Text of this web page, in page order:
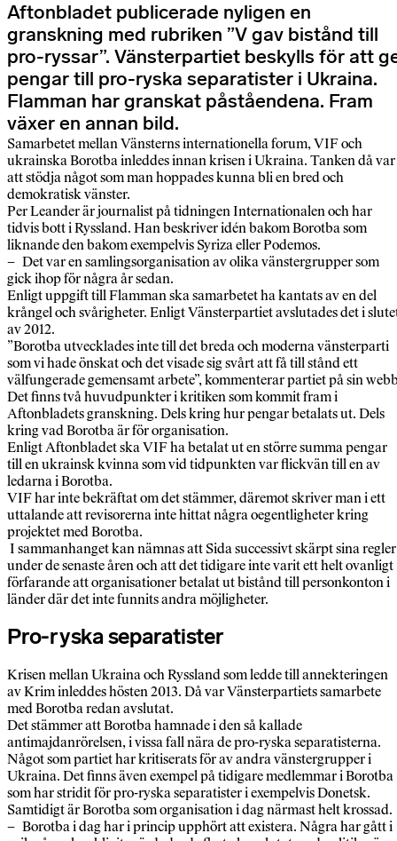
Aftonbladet publicerade nyligen en
granskning med rubriken ”V gav bistånd till
pro-ryssar”. Vänsterpartiet beskylls för att
pengar till pro-ryska separatister i Ukraina.
Flamman har granskat påståendena. Fram
växer en annan bild.
Samarbetet mellan Vänsterns internationella forum, VIF och
ukrainska Borotba inleddes innan krisen i Ukraina. Tanken då var
att stödja något som man hoppades kunna bli en bred och
demokratisk vänster.
Per Leander är journalist på tidningen Internationalen och har
tidvis bott i Ryssland. Han beskriver idén bakom Borotba som
liknande den bakom exempelvis Syriza eller Podemos.
– Det var en samlingsorganisation av olika vänstergrupper som
gick ihop för några år sedan.
Enligt uppgift till Flamman ska samarbetet ha kantats av en del
krångel och svårigheter. Enligt Vänsterpartiet avslutades det i
av 2012.
”Borotba utvecklades inte till det breda och moderna vänsterparti
som vi hade önskat och det visade sig svårt att få till stånd ett
välfungerade gemensamt arbete”, kommenterar partiet på sin
Det finns två huvudpunkter i kritiken som kommit fram i
Aftonbladets granskning. Dels kring hur pengar betalats ut. Dels
kring vad Borotba är för organisation.
Enligt Aftonbladet ska VIF ha betalat ut en större summa pengar
till en ukrainsk kvinna som vid tidpunkten var flickvän till en av
ledarna i Borotba.
VIF har inte bekräftat om det stämmer, däremot skriver man i ett
uttalande att revisorerna inte hittat några oegentligheter kring
projektet med Borotba.
I sammanhanget kan nämnas att Sida successivt skärpt sina regler
under de senaste åren och att det tidigare inte varit ett helt ovanligt
förfarande att organisationer betalat ut bistånd till personkonton i
länder där det inte funnits andra möjligheter.
Pro-ryska separatister
Krisen mellan Ukraina och Ryssland som ledde till annekteringen
av Krim inleddes hösten 2013. Då var Vänsterpartiets samarbete
med Borotba redan avslutat.
Det stämmer att Borotba hamnade i den så kallade
antimajdanrörelsen, i vissa fall nära de pro-ryska separatisterna.
Något som partiet har kritiserats för av andra vänstergrupper i
Ukraina. Det finns även exempel på tidigare medlemmar i Borotba
som har stridit för pro-ryska separatister i exempelvis Donetsk.
Samtidigt är Borotba som organisation i dag närmast helt krossad.
– Borotba i dag har i princip upphört att existera. Några har gått i